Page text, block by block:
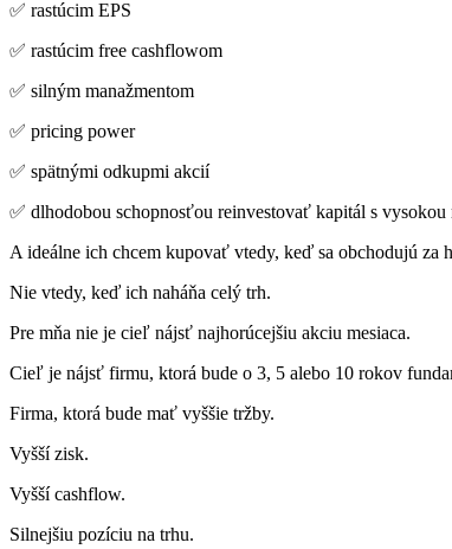
✅ rastúcim EPS
✅ rastúcim free cashflowom
✅ silným manažmentom
✅ pricing power
✅ spätnými odkupmi akcií
✅ dlhodobou schopnosťou reinvestovať kapitál s vysokou
A ideálne ich chcem kupovať vtedy, keď sa obchodujú za
Nie vtedy, keď ich naháňa celý trh.
Pre mňa nie je cieľ nájsť najhorúcejšiu akciu mesiaca.
Cieľ je nájsť firmu, ktorá bude o 3, 5 alebo 10 rokov
Firma, ktorá bude mať vyššie tržby.
Vyšší zisk.
Vyšší cashflow.
Silnejšiu pozíciu na trhu.